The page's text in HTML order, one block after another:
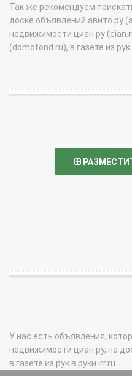
Так же рекомендуем
доске объявлений авито.ру
недвижимости циан.ру
(domofond.ru), в газете из рук
У нас есть объявления,
недвижимости циан.ру, на
в газете из рук в руки irr.ru